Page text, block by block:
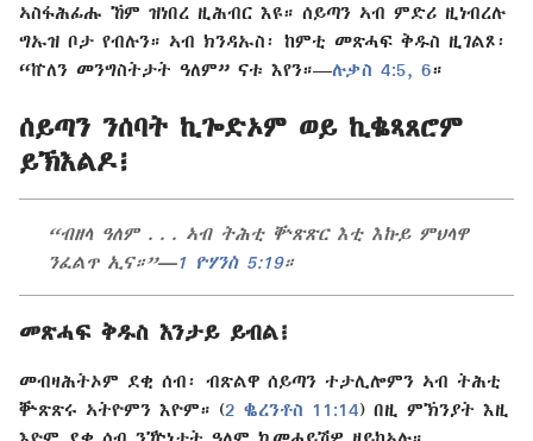
ኣስፋሕፊሑ ኸም ዝነበረ ዚሕብር እዩ። ሰይጣን ኣብ ምድሪ ዚነብረሉ
ግኡዝ ቦታ የብሉን። ኣብ ክንዳኡስ፡ ከምቲ መጽሓፍ ቅዱስ ዚገልጾ፡
“ኵለን መንግስትታት ዓለም” ናቱ እየን።—ሉቃስ 4:5, 6።
ሰይጣን ንሰባት ኪጐድኦም ወይ ኪቈጻጸሮም
ይኽእልዶ፧
“ብዘላ ዓለም . . . ኣብ ትሕቲ ቝጽጽር እቲ እኩይ ምህላዋ
ንፈልጥ ኢና።”—1 ዮሃንስ 5:19።
መጽሓፍ ቅዱስ እንታይ ይብል፧
መብዛሕትኦም ደቂ ሰብ፡ ብጽልዋ ሰይጣን ተታሊሎምን ኣብ ትሕቲ
ቝጽጽሩ ኣትዮምን እዮም። (2 ቈረንቶስ 11:14) በዚ ምኽንያት እዚ